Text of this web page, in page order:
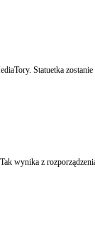
Statuetka
wynika z